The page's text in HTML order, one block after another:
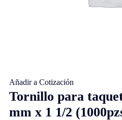
Tornillo para
mm x 1 1/2
Añadir a Cotización